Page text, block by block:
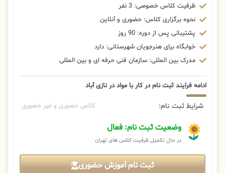
ظرفیت کلاس خصوصی: 3 نفر
نحوه برگزاری کلاس: حضوری و آنلاین
پشتیبانی پس از دوره: 90 روز
خوابگاه برای هنرجویان شهرستانی: دارد
مدرک بین المللی: سازمان فنی حرفه ای و بین المللی
ادامه فرایند ثبت نام در کار با مواد در نازی آباد
شرایط ثبت نام: کلاس حضوری و غیر حضوری
وضعیت ثبت نام: فعال
در حال تکمیل ظرفیت کلاس های تهران
ثبت نام آموزش حضوری